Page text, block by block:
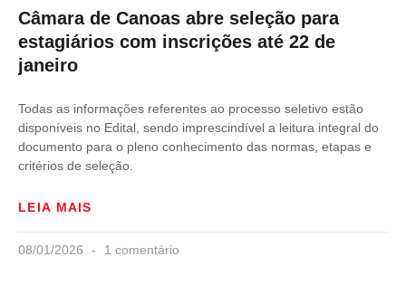
Câmara de Canoas abre seleção para
estagiários com inscrições até 22 de
janeiro
Todas as informações referentes ao processo seletivo estão
disponíveis no Edital, sendo imprescindível a leitura integral do
documento para o pleno conhecimento das normas, etapas e
critérios de seleção.
LEIA MAIS
08/01/2026 1 comentário